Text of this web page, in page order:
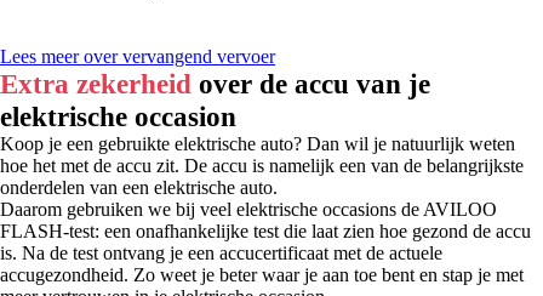
Lees meer over vervangend vervoer
Extra zekerheid over de accu van je
elektrische occasion
Koop je een gebruikte elektrische auto? Dan wil je natuurlijk weten
hoe het met de accu zit. De accu is namelijk een van de belangrijkste
onderdelen van een elektrische auto.
Daarom gebruiken we bij veel elektrische occasions de AVILOO
FLASH-test: een onafhankelijke test die laat zien hoe gezond de accu
is. Na de test ontvang je een accucertificaat met de actuele
accugezondheid. Zo weet je beter waar je aan toe bent en stap je met